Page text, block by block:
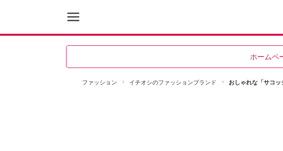
ホームペ
ファッション イチオシのファッションブランド おしゃれな「サコ